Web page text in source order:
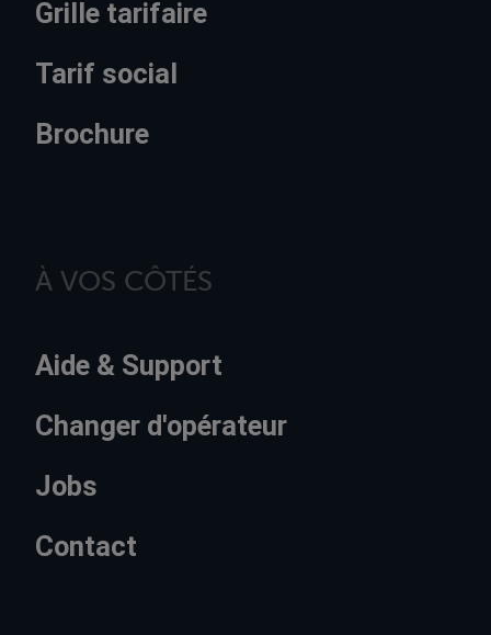
Grille tarifaire
Tarif social
Brochure
À VOS CÔTÉS
Aide & Support
Changer d'opérateur
Jobs
Contact